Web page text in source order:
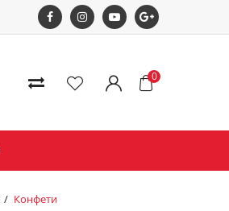
0
Конфети